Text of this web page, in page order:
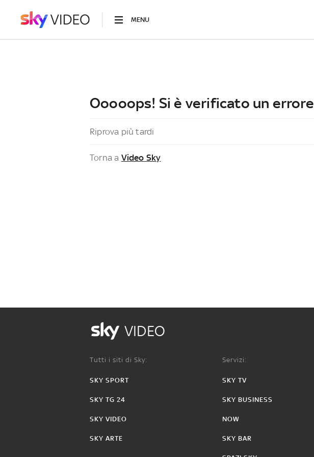
MENU
Ooooops! Si è verificato un errore
Riprova più tardi
Torna a Video Sky
VIDEO
Tutti i siti di Sky:
SKY SPORT
SKY TG 24
SKY VIDEO
SKY ARTE
Servizi:
SKY TV
SKY BUSINESS
NOW
SKY BAR